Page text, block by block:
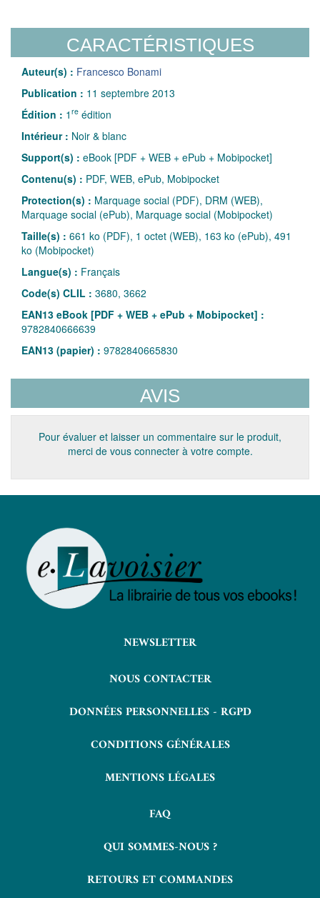
CARACTÉRISTIQUES
Auteur(s) : Francesco Bonami
Publication : 11 septembre 2013
Édition : 1 re édition
Intérieur : Noir & blanc
Support(s) : eBook [PDF + WEB + ePub + Mobipocket]
Contenu(s) : PDF, WEB, ePub, Mobipocket
Protection(s) : Marquage social (PDF), DRM (WEB),
Marquage social (ePub), Marquage social (Mobipocket)
Taille(s) : 661 ko (PDF), 1 octet (WEB), 163 ko (ePub), 491
ko (Mobipocket)
Langue(s) : Français
Code(s) CLIL : 3680, 3662
EAN13 eBook [PDF + WEB + ePub + Mobipocket] :
9782840666639
EAN13 (papier) : 9782840665830
AVIS
Pour évaluer et laisser un commentaire sur le produit,
merci de vous connecter à votre compte.
NEWSLETTER
NOUS CONTACTER
DONNÉES PERSONNELLES - RGPD
CONDITIONS GÉNÉRALES
MENTIONS LÉGALES
FAQ
QUI SOMMES-NOUS ?
RETOURS ET COMMANDES